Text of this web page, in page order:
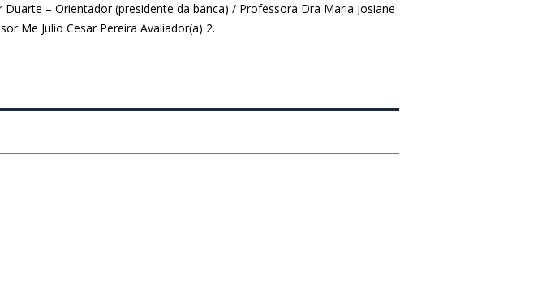
Duarte – Orientador (presidente da banca) / Professora Dra Maria Josiane
Me Julio Cesar Pereira Avaliador(a) 2.